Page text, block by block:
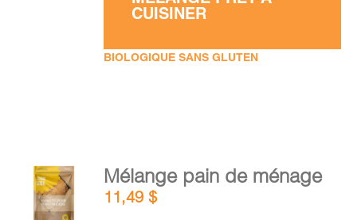
CUISINER
BIOLOGIQUE SANS GLUTEN
AJOUTER
AU
PANIER
Mélange pain de ménage
11,49$